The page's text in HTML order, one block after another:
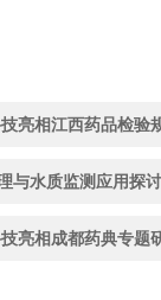
亮相江西药品检验
与水质监测应用探讨
亮相成都药典专题